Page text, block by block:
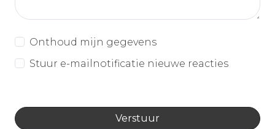
Onthoud mijn gegevens
Stuur e-mailnotificatie nieuwe reacties